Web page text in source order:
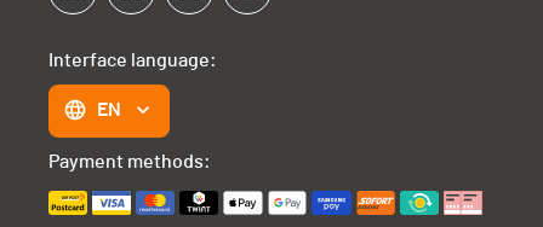
Interface language:
EN
Payment methods: